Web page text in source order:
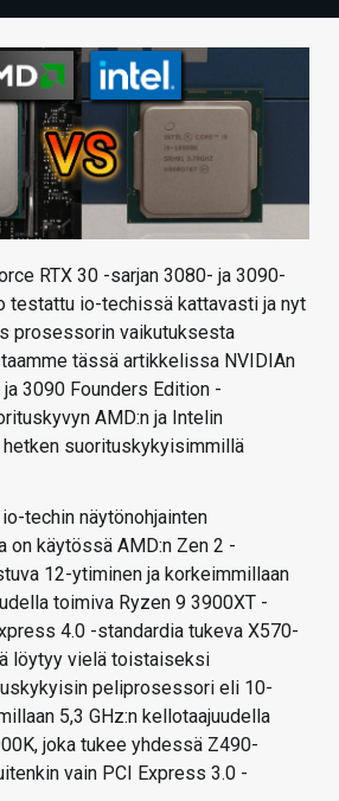
RTX 30 -sarjan 3080- ja 3090-
testattu io-techissä kattavasti ja nyt
prosessorin vaikutuksesta
tässä artikkelissa NVIDIAn
3090 Founders Edition -
AMD:n ja Intelin
hetken suorituskykyisimmillä
techin näytönohjainten
on käytössä AMD:n Zen 2 -
12-ytiminen ja korkeimmillaan
toimiva Ryzen 9 3900XT -
4.0 -standardia tukeva X570-
löytyy vielä toistaiseksi
peliprosessori eli 10-
5,3 GHz:n kellotaajuudella
joka tukee yhdessä Z490-
vain PCI Express 3.0 -